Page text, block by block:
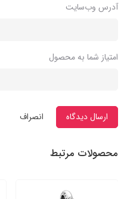
آدرس وب‌سایت
امتیاز شما به محصول
ارسال دیدگاه انصراف
محصولات مرتبط